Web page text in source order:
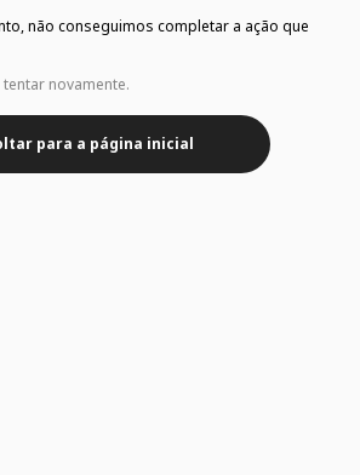
não conseguimos completar a ação que
novamente.
para a página inicial